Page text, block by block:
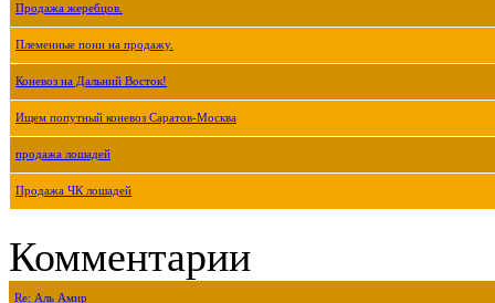
Продажа жеребцов.
Племенные пони на продажу.
Коневоз на Дальний Восток!
Ищем попутный коневоз Саратов-Москва
продажа лошадей
Продажа ЧК лошадей
Комментарии
Re: Аль Амир